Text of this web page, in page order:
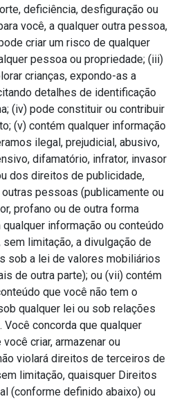
deficiência, desfiguração ou
você, a qualquer outra pessoa,
criar um risco de qualquer
pessoa ou propriedade; (iii)
crianças, expondo-as a
detalhes de identificação
(iv) pode constituir ou contribuir
(v) contém qualquer informação
ilegal, prejudicial, abusivo,
difamatório, infrator, invasor
dos direitos de publicidade,
pessoas (publicamente ou
profano ou de outra forma
informação ou conteúdo
limitação, a divulgação de
sob a lei de valores mobiliários
de outra parte); ou (vii) contém
que você não tem o
qualquer lei ou sob relações
concorda que qualquer
criar, armazenar ou
violará direitos de terceiros de
limitação, quaisquer Direitos
(conforme definido abaixo) ou